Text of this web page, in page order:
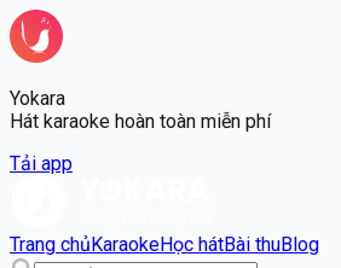
Yokara
Hát karaoke hoàn toàn miễn phí
Tải app
Trang chủKaraokeHọc hátBài thuBlog